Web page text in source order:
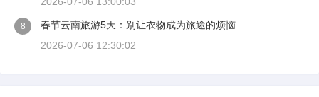
8
春节云南旅游5天：别让衣物成为旅途的烦恼
2026-07-06 12:30:02